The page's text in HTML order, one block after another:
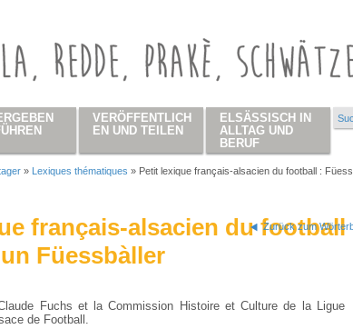
» Lexiques thématiques » Petit lexique français-alsacien du football :
Zurück zum
français-alsacien du football
Füessbàller
Fuchs et la Commission Histoire et Culture de la Ligue
de Football.
VERÖFFENTLICH
EN UND TEILEN
ELSÄSSISCH IN
ALLTAG UND
BERUF